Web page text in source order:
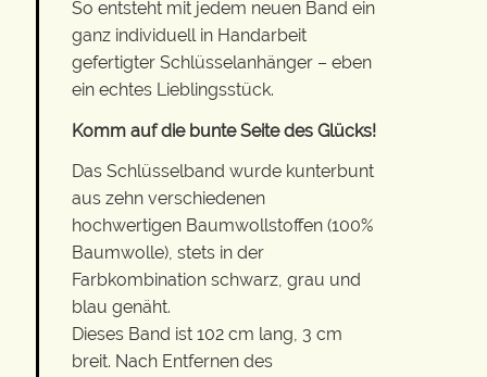
So entsteht mit jedem neuen Band ein
ganz individuell in Handarbeit
gefertigter Schlüsselanhänger – eben
ein echtes Lieblingsstück.
Komm auf die bunte Seite des Glücks!
Das Schlüsselband wurde kunterbunt
aus zehn verschiedenen
hochwertigen Baumwollstoffen (100%
Baumwolle), stets in der
Farbkombination schwarz, grau und
blau genäht.
Dieses Band ist 102 cm lang, 3 cm
breit. Nach Entfernen des